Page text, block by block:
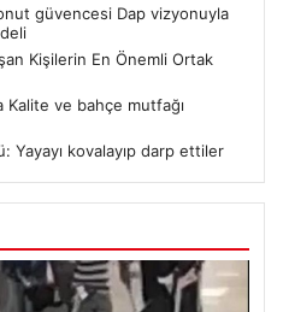
güvencesi Dap vizyonuyla
Kişilerin En Önemli Ortak
Kalite ve bahçe mutfağı
Yayayı kovalayıp darp ettiler